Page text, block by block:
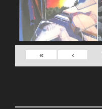
›
»